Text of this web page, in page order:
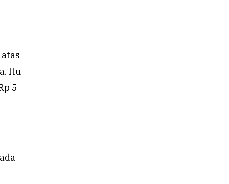
Itu
5